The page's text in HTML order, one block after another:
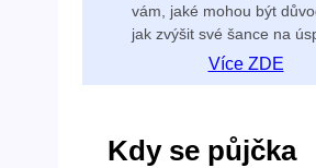
vám, jaké mohou být
jak zvýšit své šance na
Více ZDE
Kdy se půjčka